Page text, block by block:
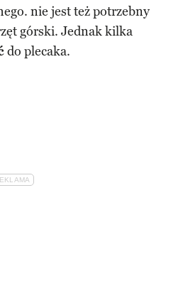
nie jest też potrzebny
górski. Jednak kilka
do plecaka.